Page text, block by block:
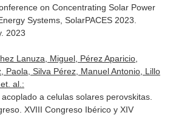
on Concentrating Solar Power
Systems, SolarPACES 2023.
2023
Lanuza, Miguel, Pérez Aparicio,
Paola, Silva Pérez, Manuel Antonio, Lillo
al.:
a celulas solares perovskitas.
XVIII Congreso Ibérico y XIV